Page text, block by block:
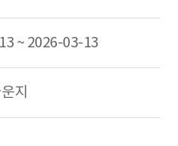
~ 2026-03-13
지